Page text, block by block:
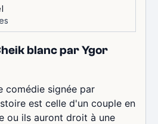
blanc par Ygor
comédie signée par
est celle d'un couple en
ou ils auront droit à une